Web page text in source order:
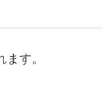
す。